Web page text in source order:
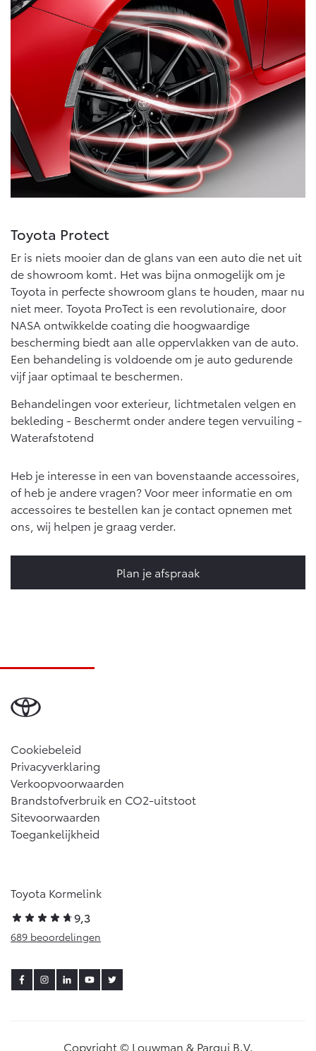
Toyota Protect
Er is niets mooier dan de glans van een auto die net uit
de showroom komt. Het was bijna onmogelijk om je
Toyota in perfecte showroom glans te houden, maar nu
niet meer. Toyota ProTect is een revolutionaire, door
NASA ontwikkelde coating die hoogwaardige
bescherming biedt aan alle oppervlakken van de auto.
Een behandeling is voldoende om je auto gedurende
vijf jaar optimaal te beschermen.
Behandelingen voor exterieur, lichtmetalen velgen en
bekleding - Beschermt onder andere tegen vervuiling -
Waterafstotend
Heb je interesse in een van bovenstaande accessoires,
of heb je andere vragen? Voor meer informatie en om
accessoires te bestellen kan je contact opnemen met
ons, wij helpen je graag verder.
Plan je afspraak
Cookiebeleid
Privacyverklaring
Verkoopvoorwaarden
Brandstofverbruik en CO2-uitstoot
Sitevoorwaarden
Toegankelijkheid
Toyota Kormelink
9,3
689 beoordelingen
Copyright © Louwman & Parqui B.V.